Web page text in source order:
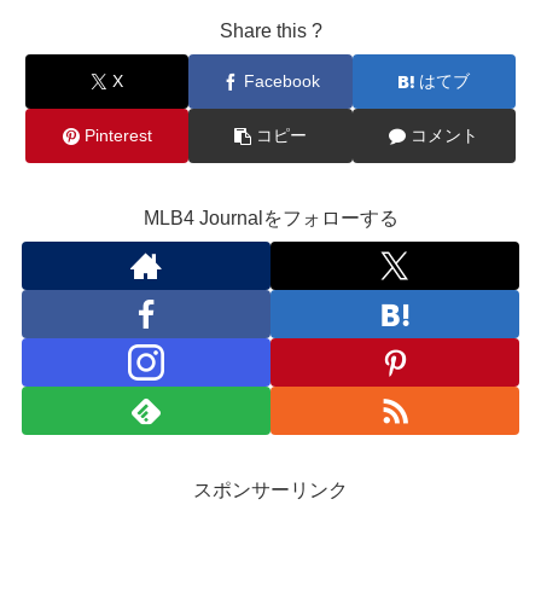
Share this ?
X Facebook はてブ
Pinterest コピー コメント
MLB4 Journalをフォローする
スポンサーリンク